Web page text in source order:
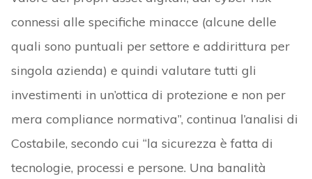
connessi alle specifiche minacce (alcune delle
quali sono puntuali per settore e addirittura per
singola azienda) e quindi valutare tutti gli
investimenti in un’ottica di protezione e non per
mera compliance normativa”, continua l’analisi di
Costabile, secondo cui “la sicurezza è fatta di
tecnologie, processi e persone. Una banalità